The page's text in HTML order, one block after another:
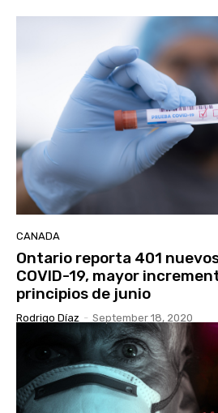
CANADA
Ontario reporta 401
COVID-19, mayor
principios de junio
Rodrigo Díaz - September 18, 2020